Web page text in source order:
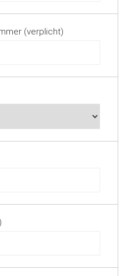
(verplicht)